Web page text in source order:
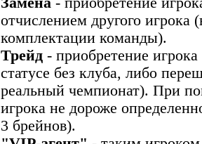
отчислением другого
комплектации команды).
Трейд - приобретение
статусе без клуба, либо
реальный чемпионат). При
игрока не дороже
3 брейнов).